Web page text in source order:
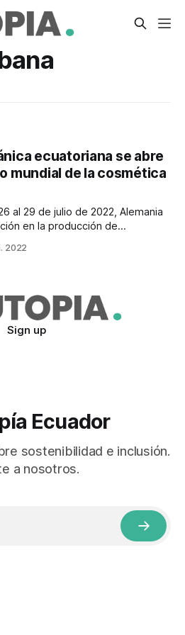
ecuatoriana se abre
mundial de la cosmética
en la producción de
Núremberg recibirá a 3.738
2022
Sign up
Ecuador
sostenibilidad e inclusión.
a nosotros.